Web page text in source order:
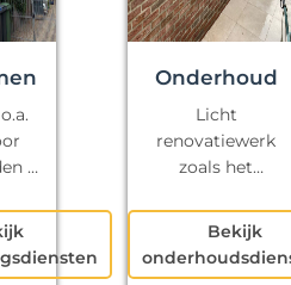
te
Onderhoud
Licht
renovatiewerk
zoals het
kapotte voegen
en klein
schilderwerk.
Bekijk